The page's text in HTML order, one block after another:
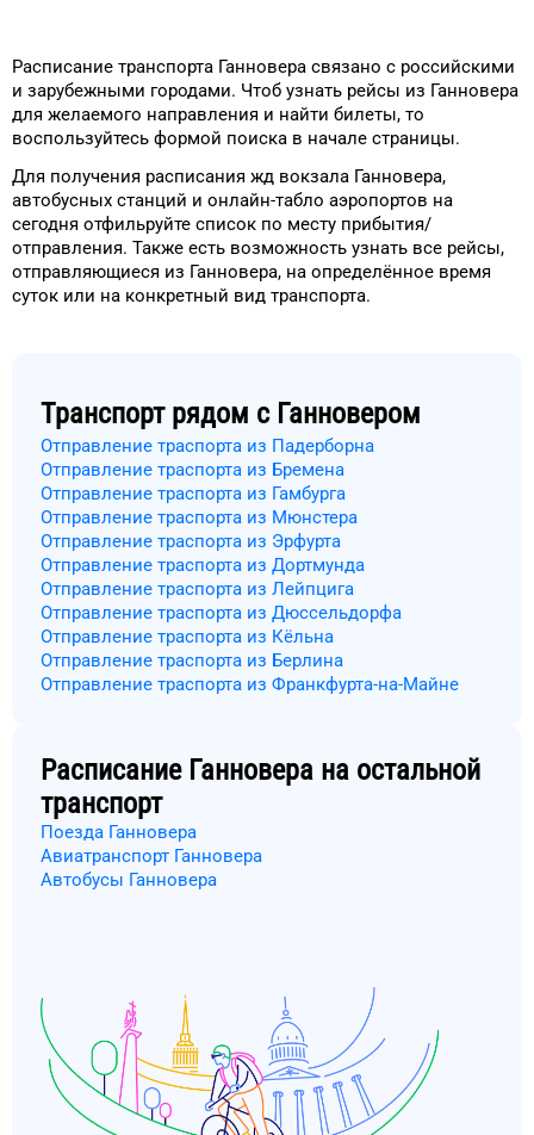
Расписание транспорта Ганновера связано с российскими
и зарубежными городами. Чтоб узнать рейсы из Ганновера
для желаемого направления и найти билеты, то
воспользуйтесь формой поиска в начале страницы.
Для получения расписания жд вокзала Ганновера,
автобусных станций и онлайн-табло аэропортов на
сегодня отфильруйте список по месту прибытия/
отправления. Также есть возможность узнать все рейсы,
отправляющиеся из Ганновера, на определённое время
суток или на конкретный вид транспорта.
Транспорт рядом с Ганновером
Отправление траспорта из Падерборна
Отправление траспорта из Бремена
Отправление траспорта из Гамбурга
Отправление траспорта из Мюнстера
Отправление траспорта из Эрфурта
Отправление траспорта из Дортмунда
Отправление траспорта из Лейпцига
Отправление траспорта из Дюссельдорфа
Отправление траспорта из Кёльна
Отправление траспорта из Берлина
Отправление траспорта из Франкфурта-на-Майне
Расписание Ганновера на остальной
транспорт
Поезда Ганновера
Авиатранспорт Ганновера
Автобусы Ганновера